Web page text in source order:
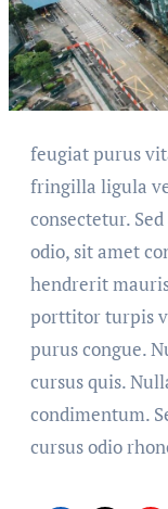
feugiat purus vitae sollicitudin laoreet. Duis
fringilla ligula
consectetur.
odio, sit amet
hendrerit
porttitor turpis
purus congue.
cursus quis.
condimentum.
cursus odio